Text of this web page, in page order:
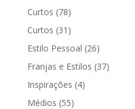
Curtos (78)
Curtos (31)
Estilo Pessoal (26)
Franjas e Estilos (37)
Inspirações (4)
Médios (55)